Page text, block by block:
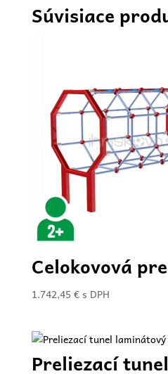
Súvisiace
Celokovová
1.742,45€ s DPH
Preliezací